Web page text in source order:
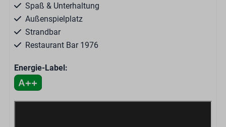
Spaß & Unterhaltung
Außenspielplatz
Strandbar
Restaurant Bar 1976
Supermarkt
Brasserie Ruig
Energie-Label: